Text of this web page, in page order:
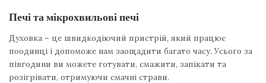
Печі та мікрохвильові печі
Духовка – це швидкодіючий пристрій, який працює
поодинці і допоможе нам заощадити багато часу. Усього за
півгодини ви можете готувати, смажити, запікати та
розігрівати, отримуючи смачні страви.